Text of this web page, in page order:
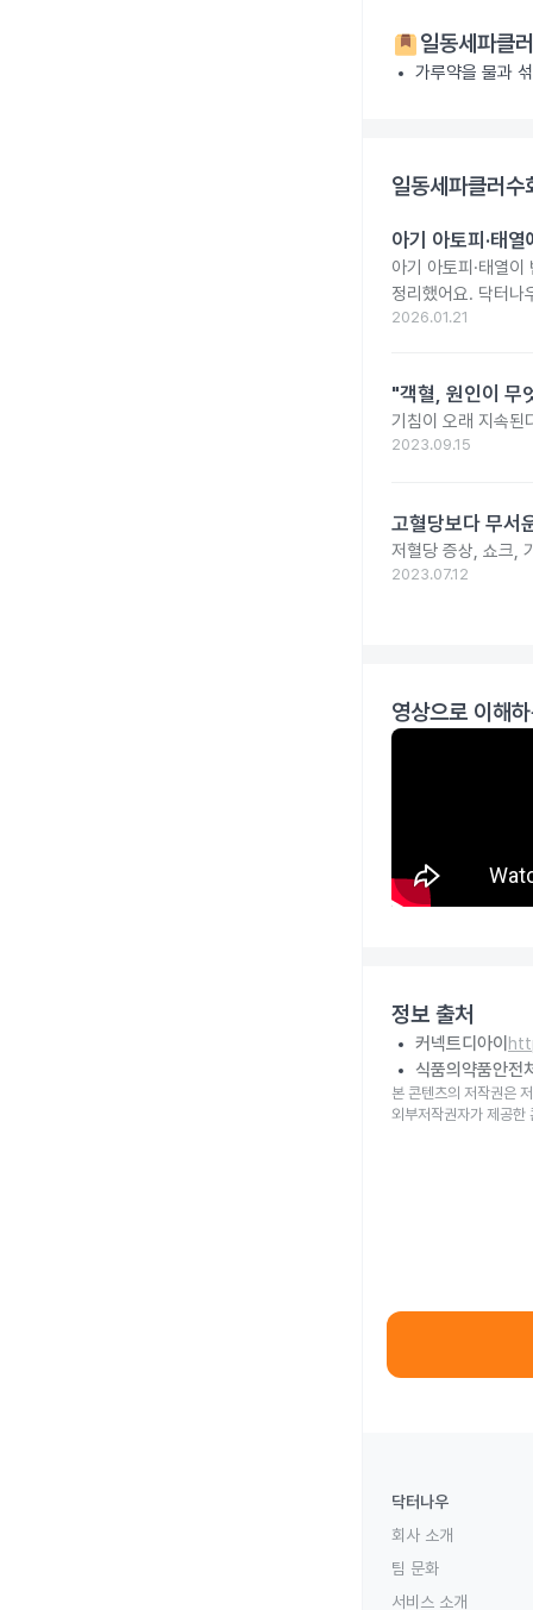
일동세파클
가루약을 물과
일동세파클러
아기 아토피·태
아기 아토피·태열
정리했어요. 닥터나
2026.01.21
"객혈, 원인이 무
기침이 오래 지속된
2023.09.15
고혈당보다 무서
저혈당 증상, 쇼크,
2023.07.12
영상으로 이해
정보 출처
커넥트디아이
식품의약품안전
본 콘텐츠의 저작권은
외부저작권자가 제공한
닥터나우
회사 소개
팀 문화
서비스 소개